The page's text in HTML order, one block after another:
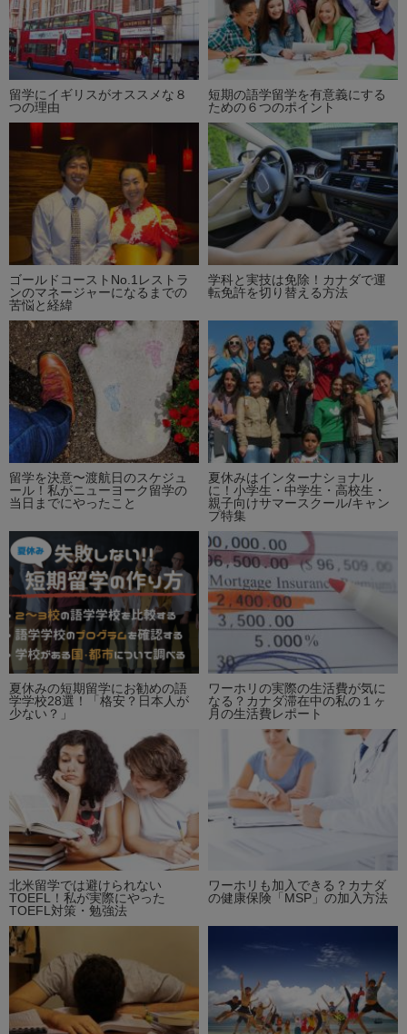
留学にイギリスがオススメな８
つの理由
短期の語学留学を有意義にする
ための６つのポイント
ゴールドコーストNo.1レストラ
ンのマネージャーになるまでの
苦悩と経緯
学科と実技は免除！カナダで運
転免許を切り替える方法
留学を決意〜渡航日のスケジュ
ール！私がニューヨーク留学の
当日までにやったこと
夏休みはインターナショナル
に！小学生・中学生・高校生・
親子向けサマースクール/キャン
プ特集
夏休みの短期留学にお勧めの語
学学校28選！「格安？日本人が
少ない？」
ワーホリの実際の生活費が気に
なる？カナダ滞在中の私の１ヶ
月の生活費レポート
北米留学では避けられない
TOEFL！私が実際にやった
TOEFL対策・勉強法
ワーホリも加入できる？カナダ
の健康保険「MSP」の加入方法